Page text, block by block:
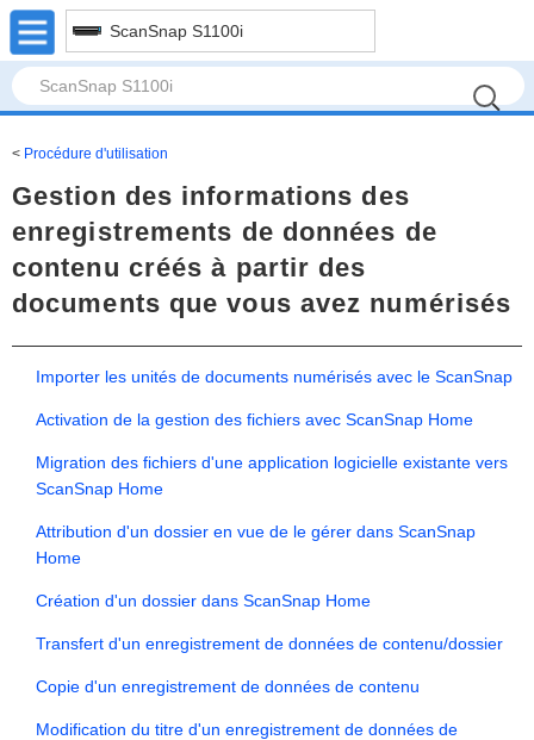
ScanSnap S1100i
Procédure d'utilisation
Gestion des informations des
enregistrements de données de
contenu créés à partir des
documents que vous avez numérisés
Importer les unités de documents numérisés avec le ScanSnap
Activation de la gestion des fichiers avec ScanSnap Home
Migration des fichiers d'une application logicielle existante vers
ScanSnap Home
Attribution d'un dossier en vue de le gérer dans ScanSnap
Home
Création d'un dossier dans ScanSnap Home
Transfert d'un enregistrement de données de contenu/dossier
Copie d'un enregistrement de données de contenu
Modification du titre d'un enregistrement de données de